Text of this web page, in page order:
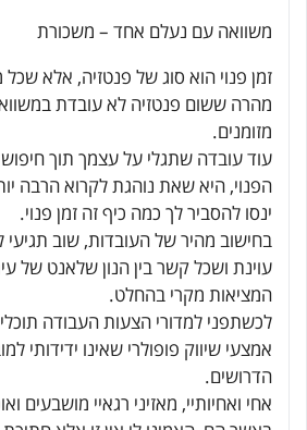
משוואה עם נעלם אחד – משכורת
זמן פנוי הוא סוג של פנטזיה, אלא
מהרה ששום פנטזיה לא עובדת
מזומנים.
עוד עובדה שתגלי על עצמך תוך
הפנוי, היא שאת נוהגת לקרוא הרבה
ינסו להסביר לך כמה כיף זה זמן פנוי.
בחישוב מהיר של העובדות, שוב
עוינת ושכל קשר בין הנון שלאנט של
המציאות מקרי בהחלט.
לכשתפני למדורי הצעות העבודה
אמצעי שיווק פופולרי שאינו ידידותי
הדרושים.
אחי ואחיותיי, מאזיני רגאיי מושבעים